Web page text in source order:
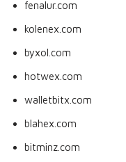
fenalur.com
kolenex.com
byxol.com
hotwex.com
walletbitx.com
blahex.com
bitminz.com